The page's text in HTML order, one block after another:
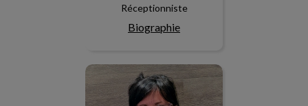
Réceptionniste
Biographie
Mélanie